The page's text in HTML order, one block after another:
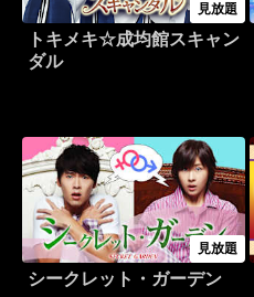
見放題
トキメキ☆成均館スキャン
ダル
見放題
シークレット・ガーデン